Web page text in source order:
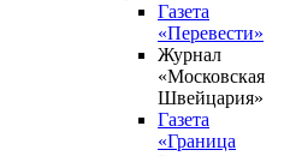
Газета
«Перевести»
Журнал
«Московская
Швейцария»
Газета
«Граница